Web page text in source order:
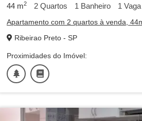
44 m2 2 Quartos 1 Banheiro 1 Vaga
Apartamento com 2 quartos à venda,
Ribeirao Preto - SP
Proximidades do Imóvel: